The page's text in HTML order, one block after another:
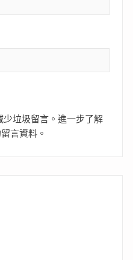
垃圾留言。 進一步了解
言資料 。